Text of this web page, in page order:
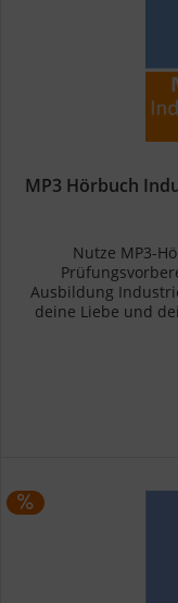
MP3 Hörbuch
Nutze MP3-
Ausbildung
deine Liebe und